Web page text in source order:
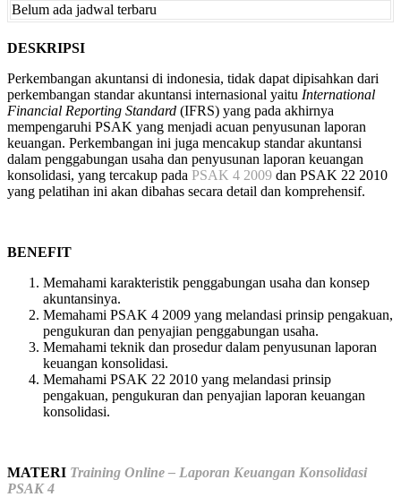
Belum ada jadwal terbaru
DESKRIPSI
Perkembangan akuntansi di indonesia, tidak dapat dipisahkan dari
perkembangan standar akuntansi internasional yaitu International
Financial Reporting Standard (IFRS) yang pada akhirnya
mempengaruhi PSAK yang menjadi acuan penyusunan laporan
keuangan. Perkembangan ini juga mencakup standar akuntansi
dalam penggabungan usaha dan penyusunan laporan keuangan
konsolidasi, yang tercakup pada PSAK 4 2009 dan PSAK 22 2010
yang pelatihan ini akan dibahas secara detail dan komprehensif.
BENEFIT
Memahami karakteristik penggabungan usaha dan konsep
akuntansinya.
Memahami PSAK 4 2009 yang melandasi prinsip pengakuan,
pengukuran dan penyajian penggabungan usaha.
Memahami teknik dan prosedur dalam penyusunan laporan
keuangan konsolidasi.
Memahami PSAK 22 2010 yang melandasi prinsip
pengakuan, pengukuran dan penyajian laporan keuangan
konsolidasi.
MATERI Training Online – Laporan Keuangan Konsolidasi
PSAK 4